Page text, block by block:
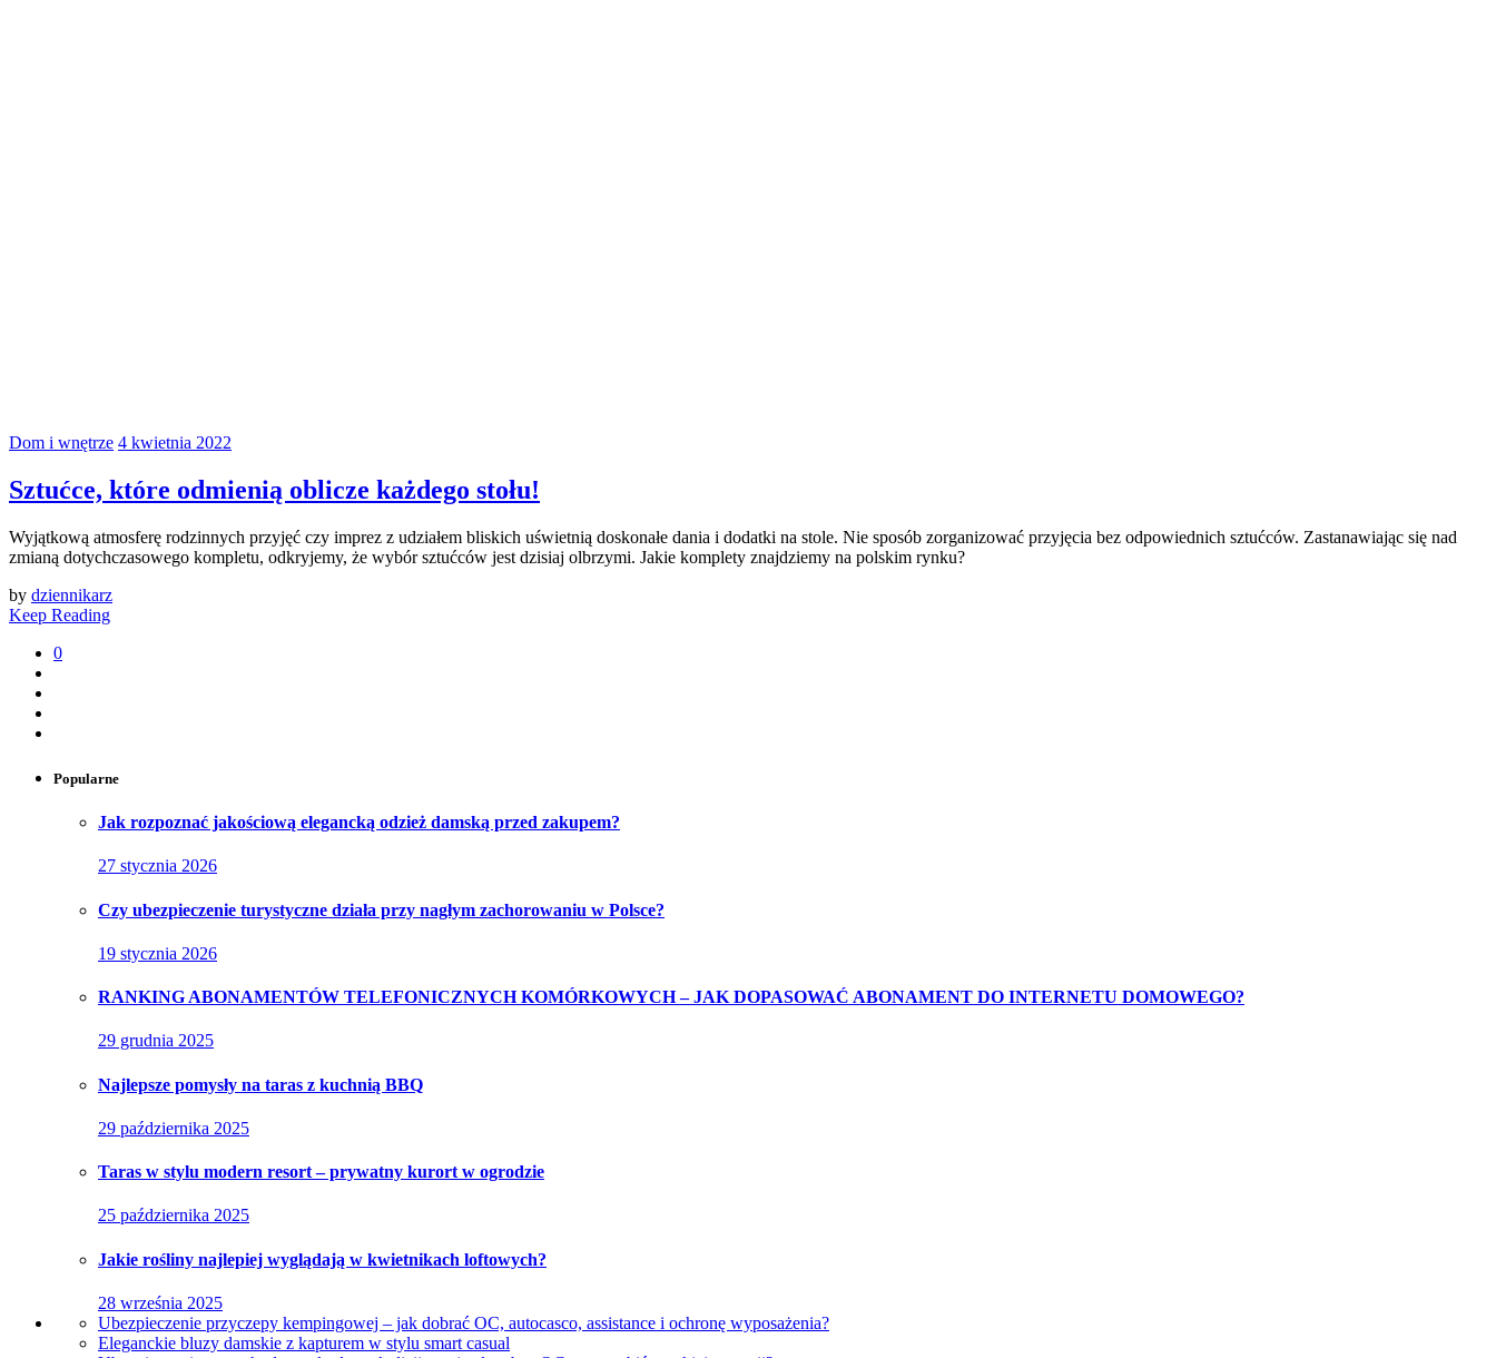
Dom i wnętrze 4 kwietnia 2022
Sztućce, które odmienią oblicze każdego stołu!
Wyjątkową atmosferę rodzinnych przyjęć czy imprez z udziałem bliskich uświetnią doskonałe dania i dodatki na stole. Nie sposób zorganizować przyjęcia bez odpowiednich sztućców. Zastanawiając się nad
zmianą dotychczasowego kompletu, odkryjemy, że wybór sztućców jest dzisiaj olbrzymi. Jakie komplety znajdziemy na polskim rynku?
by dziennikarz
Keep Reading
0
Popularne
Jak rozpoznać jakościową elegancką odzież damską przed zakupem?
27 stycznia 2026
Czy ubezpieczenie turystyczne działa przy nagłym zachorowaniu w Polsce?
19 stycznia 2026
RANKING ABONAMENTÓW TELEFONICZNYCH KOMÓRKOWYCH – JAK DOPASOWAĆ ABONAMENT DO INTERNETU DOMOWEGO?
29 grudnia 2025
Najlepsze pomysły na taras z kuchnią BBQ
29 października 2025
Taras w stylu modern resort – prywatny kurort w ogrodzie
25 października 2025
Jakie rośliny najlepiej wyglądają w kwietnikach loftowych?
28 września 2025
Ubezpieczenie przyczepy kempingowej – jak dobrać OC, autocasco, assistance i ochronę wyposażenia?
Eleganckie bluzy damskie z kapturem w stylu smart casual